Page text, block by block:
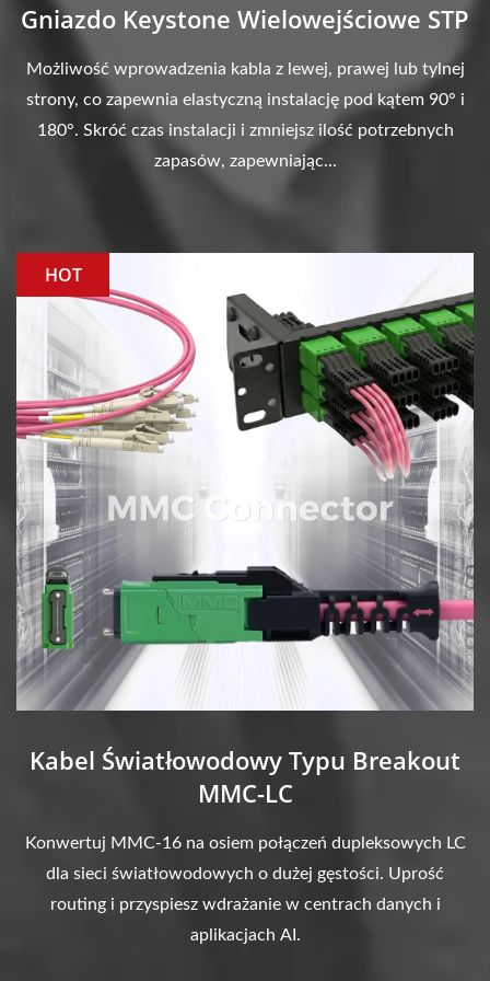
Gniazdo Keystone Wielowejściowe STP
Możliwość wprowadzenia kabla z lewej, prawej lub tylnej
strony, co zapewnia elastyczną instalację pod kątem 90° i
180°. Skróć czas instalacji i zmniejsz ilość potrzebnych
zapasów, zapewniając...
HOT
Kabel Światłowodowy Typu Breakout
MMC-LC
Konwertuj MMC-16 na osiem połączeń dupleksowych LC
dla sieci światłowodowych o dużej gęstości. Uprość
routing i przyspiesz wdrażanie w centrach danych i
aplikacjach AI.